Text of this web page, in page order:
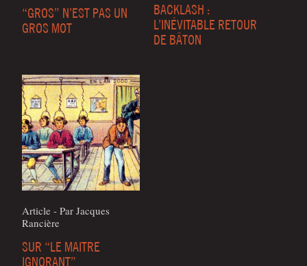
“GROS” N’EST PAS UN
GROS MOT
BACKLASH :
L’INÉVITABLE RETOUR
DE BÂTON
Article - Par Jacques
Rancière
SUR “LE MAITRE
IGNORANT”